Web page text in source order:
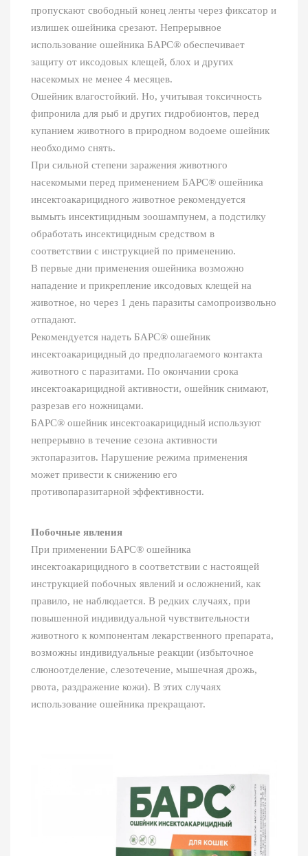
пропускают свободный конец ленты через фиксатор и
излишек ошейника срезают. Непрерывное
использование ошейника БАРС® обеспечивает
защиту от иксодовых клещей, блох и других
насекомых не менее 4 месяцев.
Ошейник влагостойкий. Но, учитывая токсичность
фипронила для рыб и других гидробионтов, перед
купанием животного в природном водоеме ошейник
необходимо снять.
При сильной степени заражения животного
насекомыми перед применением БАРС® ошейника
инсектоакарицидного животное рекомендуется
вымыть инсектицидным зоошампунем, а подстилку
обработать инсектицидным средством в
соответствии с инструкцией по применению.
В первые дни применения ошейника возможно
нападение и прикрепление иксодовых клещей на
животное, но через 1 день паразиты самопроизвольно
отпадают.
Рекомендуется надеть БАРС® ошейник
инсектоакарицидный до предполагаемого контакта
животного с паразитами. По окончании срока
инсектоакарицидной активности, ошейник снимают,
разрезав его ножницами.
БАРС® ошейник инсектоакарицидный используют
непрерывно в течение сезона активности
эктопаразитов. Нарушение режима применения
может привести к снижению его
противопаразитарной эффективности.
Побочные явления
При применении БАРС® ошейника
инсектоакарицидного в соответствии с настоящей
инструкцией побочных явлений и осложнений, как
правило, не наблюдается. В редких случаях, при
повышенной индивидуальной чувствительности
животного к компонентам лекарственного препарата,
возможны индивидуальные реакции (избыточное
слюноотделение, слезотечение, мышечная дрожь,
рвота, раздражение кожи). В этих случаях
использование ошейника прекращают.